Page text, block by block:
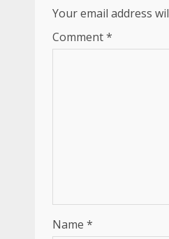
Your email address
Comment*
Name *